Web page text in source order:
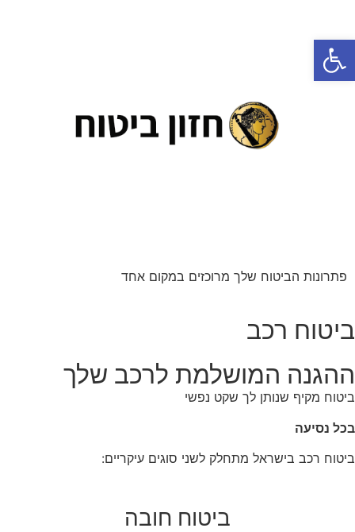
פתח סרגל נגישות
פתרונות הביטוח שלך מרוכזים במקום אחד
ביטוח רכב
ההגנה המושלמת לרכב שלך
ביטוח מקיף שנותן לך שקט נפשי
בכל נסיעה
ביטוח רכב בישראל מתחלק לשני סוגים עיקריים:
ביטוח חובה